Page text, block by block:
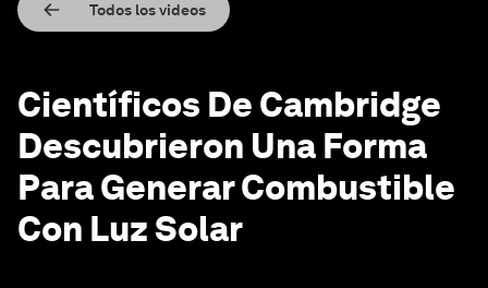
Todos los videos
Científicos De Cambridge
Descubrieron Una Forma
Para Generar Combustible
Con Luz Solar